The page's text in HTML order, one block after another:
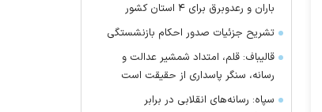
باران و رعدوبرق برای ۴ استان کشور
تشریح جزئیات صدور احکام بازنشستگی
قالیباف: قلم، امتداد شمشیر عدالت و
رسانه، سنگر پاسداری از حقیقت است
سپاه: رسانه‌های انقلابی در برابر